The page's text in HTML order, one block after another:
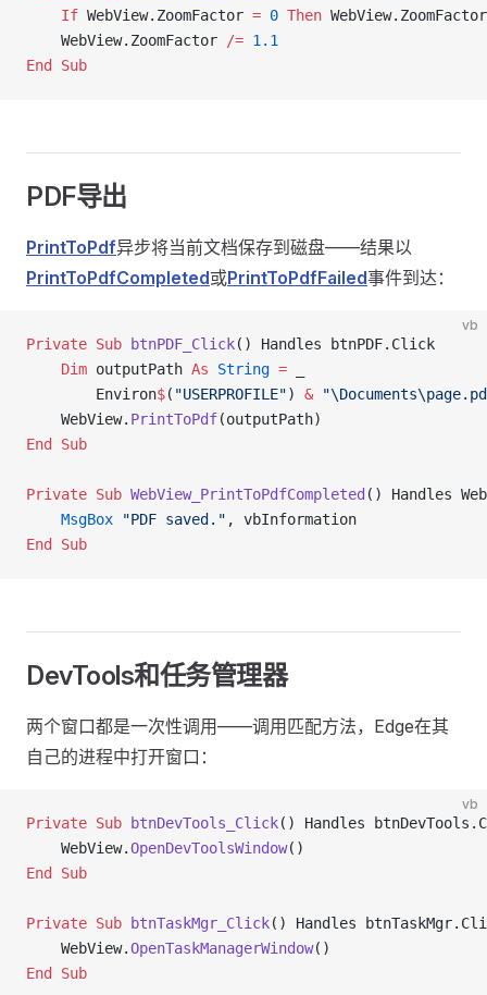
    If
WebView.ZoomFactor = 0 Then
    WebView.ZoomFactor
/= 1.1
End Sub
PDF导出
PrintToPdf异步将当前文档保存到磁盘——结果以
PrintToPdfCompleted或PrintToPdfFailed事件到达：
vb
Private Sub btnPDF_Click() Handles btnPDF.Click
    Dim
outputPath As String =
        Environ
$( "USERPROFILE") &
    WebView.
PrintToPdf(outputPath)
End Sub
Private Sub WebView_PrintToPdfCompleted () Handles
    MsgBox
"PDF saved." , vbInformation
End Sub
DevTools和任务管理器
两个窗口都是一次性调用——调用匹配方法，Edge在其
自己的进程中打开窗口：
vb
Private Sub btnDevTools_Click() Handles
    WebView.
OpenDevToolsWindow()
End Sub
Private Sub btnTaskMgr_Click() Handles
    WebView.
OpenTaskManagerWindow()
End Sub